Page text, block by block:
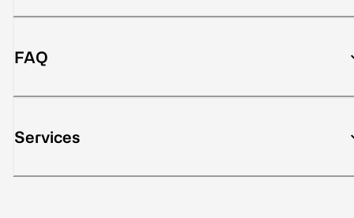
FAQ
Services